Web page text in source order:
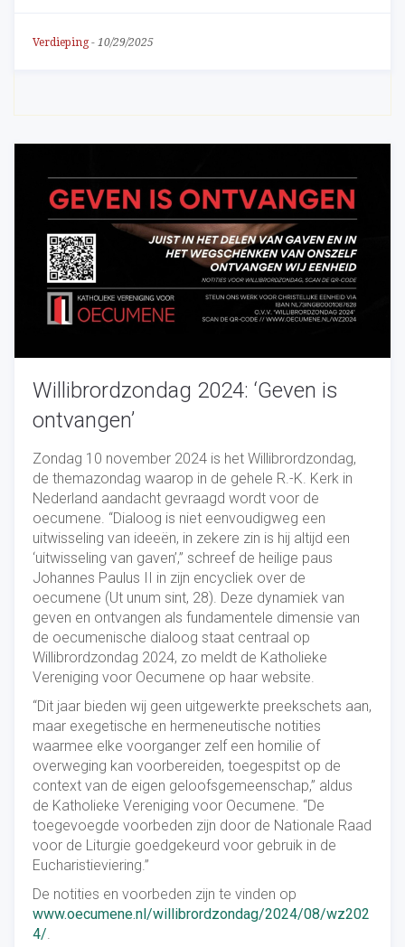
Verdieping- 10/29/2025
Willibrordzondag 2024: ‘Geven is
ontvangen’
Zondag 10 november 2024 is het Willibrordzondag,
de themazondag waarop in de gehele R.-K. Kerk in
Nederland aandacht gevraagd wordt voor de
oecumene. “Dialoog is niet eenvoudigweg een
uitwisseling van ideeën, in zekere zin is hij altijd een
‘uitwisseling van gaven’,” schreef de heilige paus
Johannes Paulus II in zijn encycliek over de
oecumene (Ut unum sint, 28). Deze dynamiek van
geven en ontvangen als fundamentele dimensie van
de oecumenische dialoog staat centraal op
Willibrordzondag 2024, zo meldt de Katholieke
Vereniging voor Oecumene op haar website.
“Dit jaar bieden wij geen uitgewerkte preekschets aan,
maar exegetische en hermeneutische notities
waarmee elke voorganger zelf een homilie of
overweging kan voorbereiden, toegespitst op de
context van de eigen geloofsgemeenschap,” aldus
de Katholieke Vereniging voor Oecumene. “De
toegevoegde voorbeden zijn door de Nationale Raad
voor de Liturgie goedgekeurd voor gebruik in de
Eucharistieviering.”
De notities en voorbeden zijn te vinden op
www.oecumene.nl/willibrordzondag/2024/08/wz202
4/